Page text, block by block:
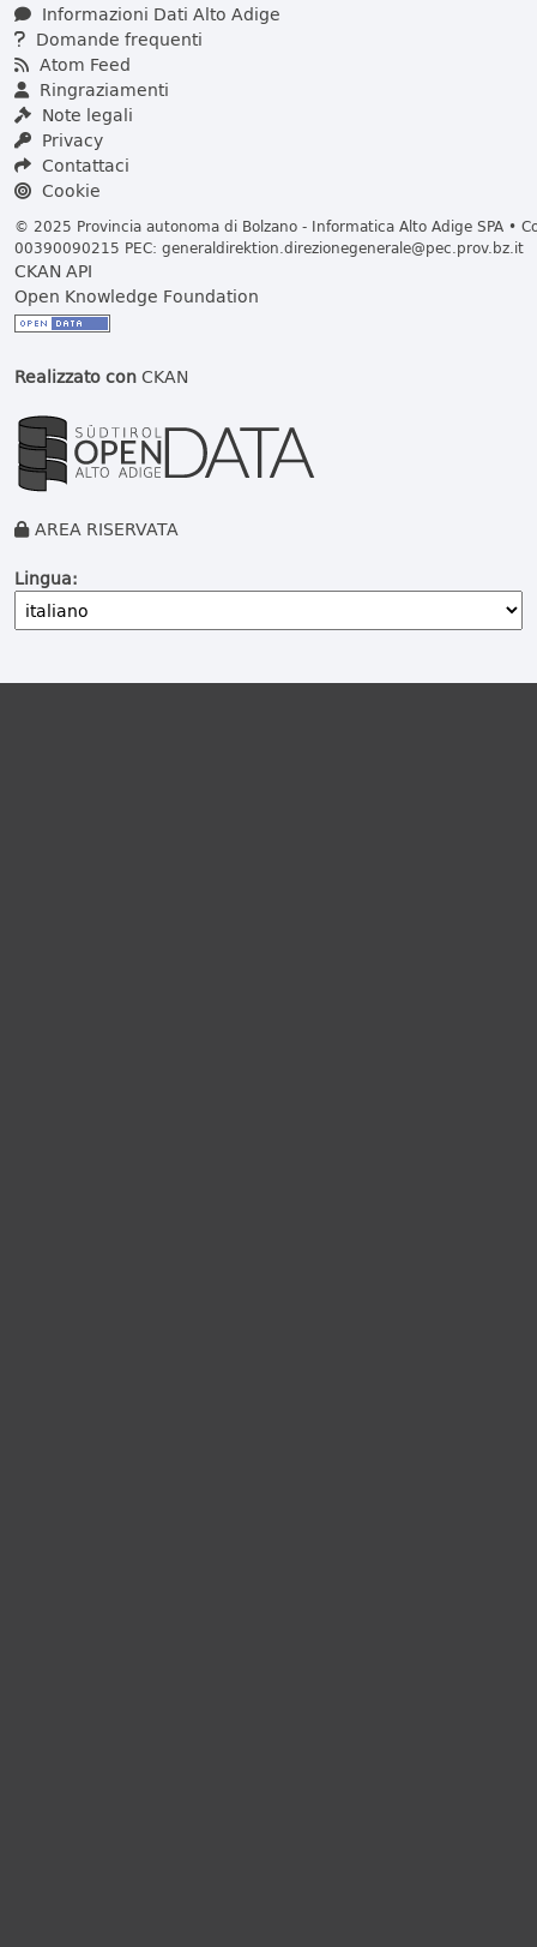
Informazioni Dati Alto Adige
Domande frequenti
Atom Feed
Ringraziamenti
Note legali
Privacy
Contattaci
Cookie
© 2025 Provincia autonoma di Bolzano - Informatica Alto Adige SPA •
00390090215 PEC: generaldirektion.direzionegenerale@pec.prov.bz.it
CKAN API
Open Knowledge Foundation
Realizzato conCKAN
AREA RISERVATA
Lingua